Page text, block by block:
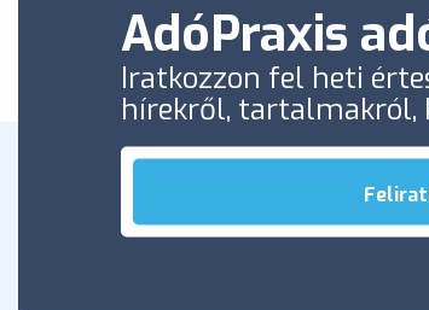
AdóPraxis
Iratkozzon fel heti
hírekről, tartalmakról,